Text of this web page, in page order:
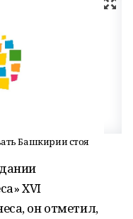
Башкирии стоя
XVI
он отметил,